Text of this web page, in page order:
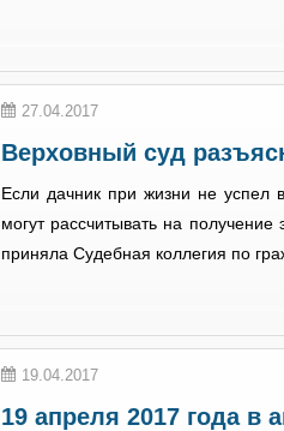
27.04.2017
Верховный суд
Если дачник при жизни не успел
могут рассчитывать на
приняла Судебная коллегия по
19.04.2017
19 апреля 2017 года в